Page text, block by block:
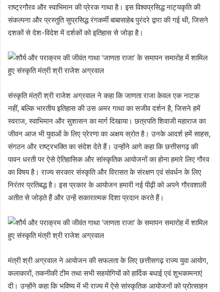
राष्ट्रगौरव और स्वाभिमान की प्रेरक गाथा है। इस विश्वप्रसिद्ध नाट्यकृति की
संकल्पना और प्रस्तुति सुप्रसिद्ध रंगकर्मी बाबासाहेब पुरंदरे द्वारा की गई थी, जिसने
दशकों से देश-विदेश में दर्शकों को इतिहास से जोड़ा है।
संस्कृति मंत्री श्री राजेश अग्रवाल ने कहा कि जाणता राजा केवल एक नाटक
नहीं, बल्कि भारतीय इतिहास की उस अमर गाथा का सजीव दर्शन है, जिसने हमें
स्वराज, स्वाभिमान और सुशासन का मार्ग दिखाया। छत्रपति शिवाजी महाराज का
जीवन आज भी युवाओं के लिए प्रेरणा का अक्षय स्रोत है। उनके आदर्श हमें साहस,
संगठन और राष्ट्रभक्ति का संदेश देते हैं। उन्होंने आगे कहा कि छत्तीसगढ़ की
पावन धरती पर ऐसे ऐतिहासिक और सांस्कृतिक आयोजनों का होना हमारे लिए गौरव
का विषय है। राज्य सरकार संस्कृति और विरासत के संरक्षण एवं संवर्धन के लिए
निरंतर प्रतिबद्ध है। इस प्रकार के आयोजन हमारी नई पीढ़ी को अपने गौरवशाली
अतीत से जोड़ते हैं और उन्हें सकारात्मक दिशा प्रदान करते हैं।
मंत्री श्री अग्रवाल ने आयोजन की सफलता के लिए छत्तीसगढ़ राज्य युवा आयोग,
कलाकारों, तकनीकी टीम तथा सभी सहयोगियों को हार्दिक बधाई एवं शुभकामनाएं
दी। उन्होंने कहा कि भविष्य में भी राज्य में ऐसे सांस्कृतिक आयोजनों को प्रोत्साहन